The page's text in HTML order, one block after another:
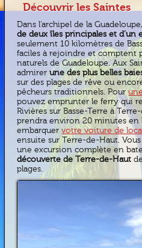
Découvrir les Saintes
Dans l’archipel de la
de deux îles principales et d’un
seulement 10 kilomètres de
faciles à rejoindre et comptent
naturels de Guadeloupe. Aux
admirerune des plus belles
sur des plages de rêve ou
pêcheurs traditionnels. Pour
pouvez emprunter le ferry qui
Rivières sur Basse-Terre à
prendra environ 20 minutes en
embarquervotre voiture de
ensuite sur Terre-de-Haut.
une excursion complète en
découverte de Terre-de-Haut
plages.